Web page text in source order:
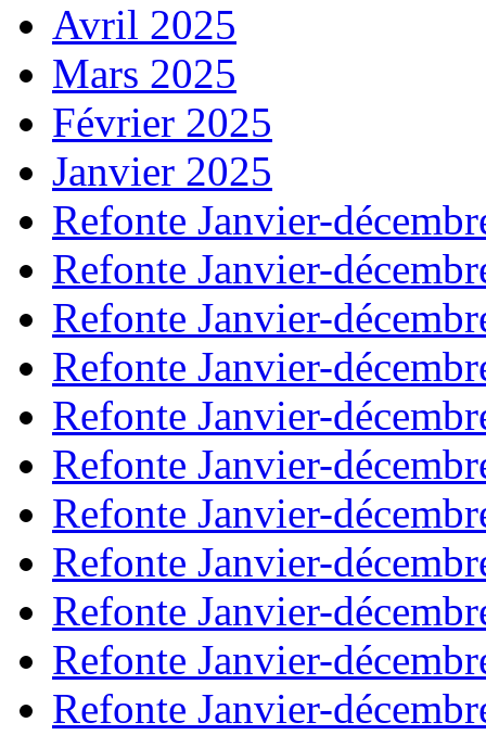
Avril 2025
Mars 2025
Février 2025
Janvier 2025
Refonte Janvier-
Refonte Janvier-
Refonte Janvier-
Refonte Janvier-
Refonte Janvier-
Refonte Janvier-
Refonte Janvier-
Refonte Janvier-
Refonte Janvier-
Refonte Janvier-
Refonte Janvier-